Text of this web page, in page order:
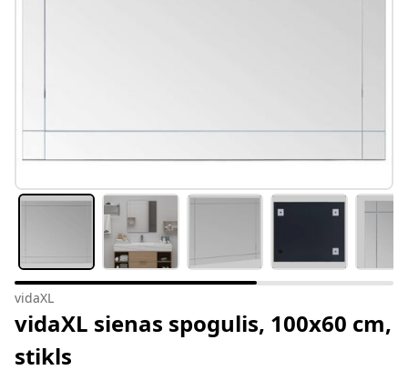
vidaXL
vidaXL sienas spogulis, 100x60 cm,
stikls